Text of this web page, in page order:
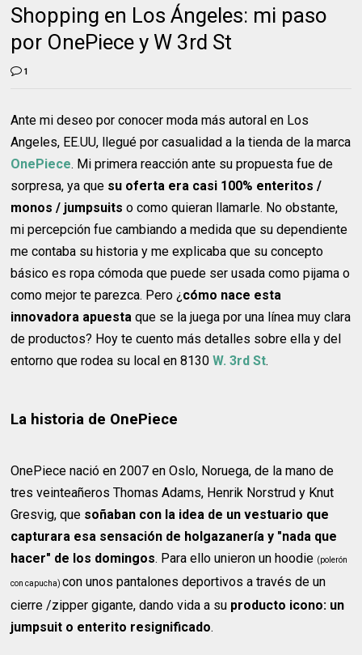
Shopping en Los Ángeles: mi paso
por OnePiece y W 3rd St
1
Ante mi deseo por conocer moda más autoral en Los
Angeles, EE.UU, llegué por casualidad a la tienda de la marca
OnePiece. Mi primera reacción ante su propuesta fue de
sorpresa, ya que su oferta era casi 100% enteritos /
monos / jumpsuits o como quieran llamarle. No obstante,
mi percepción fue cambiando a medida que su dependiente
me contaba su historia y me explicaba que su concepto
básico es ropa cómoda que puede ser usada como pijama o
como mejor te parezca. Pero ¿ cómo nace esta
innovadora apuesta que se la juega por una línea muy clara
de productos? Hoy te cuento más detalles sobre ella y del
entorno que rodea su local en 8130W. 3rd St.
La historia de OnePiece
OnePiece nació en 2007 en Oslo, Noruega, de la mano de
tres veinteañeros Thomas Adams, Henrik Norstrud y Knut
Gresvig, que soñaban con la idea de un vestuario que
capturara esa sensación de holgazanería y "nada que
hacer" de los domingos. Para ello unieron un hoodie (polerón
con capucha)con unos pantalones deportivos a través de un
cierre /zipper gigante, dando vida a su producto icono: un
jumpsuit o enterito resignificado.